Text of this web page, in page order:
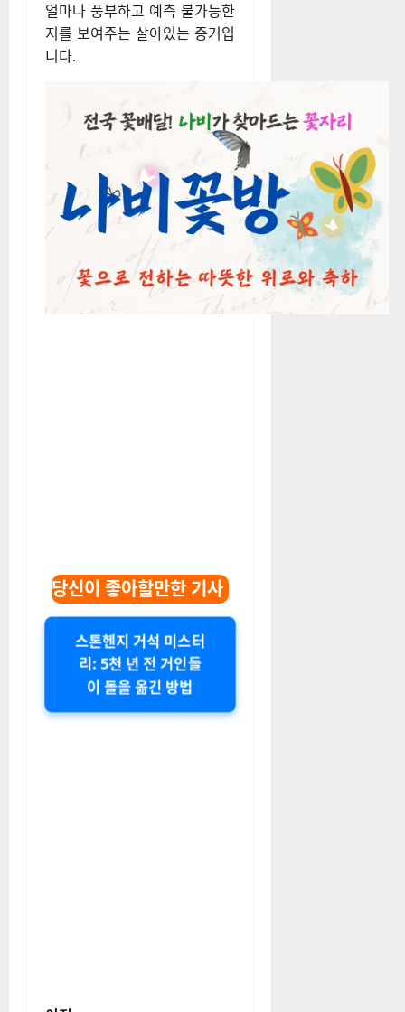
얼마나 풍부하고 예측 불가능한
지를 보여주는 살아있는 증거입
니다.
당신이 좋아할만한 기사
스톤헨지 거석 미스터
리: 5천 년 전 거인들
이 돌을 옮긴 방법